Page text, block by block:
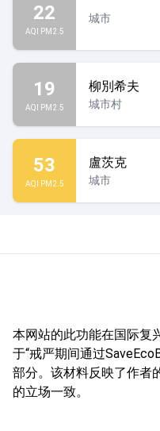
22
AQI PM2.5
城市
19
AQI PM2.5
柳別希夫
城市村
53
AQI PM2.5
盧茨克
城市
本网站的此功能在国际复
于“戒严期间通过
部分。该材料反映了作者
的立场一致。